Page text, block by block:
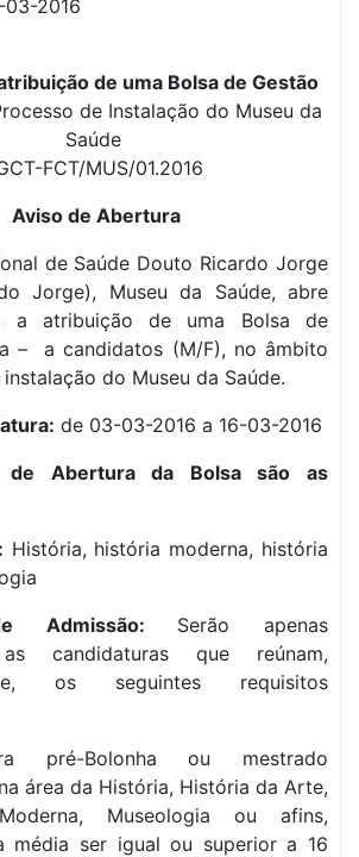
03-2016
de uma Bolsa de Gestão
de Instalação do Museu da
Saúde
FCT/MUS/01.2016
Aviso de Abertura
de Saúde Douto Ricardo Jorge
Jorge), Museu da Saúde, abre
a atribuição de uma Bolsa de
– a candidatos (M/F), no âmbito
do Museu da Saúde.
de 03-03-2016 a 16-03-2016
de Abertura da Bolsa são as
História, história moderna, história
Admissão: Serão apenas
as candidaturas que reúnam,
os seguintes requisitos
pré-Bolonha ou mestrado
área da História, História da Arte,
Museologia ou afins,
média ser igual ou superior a 16